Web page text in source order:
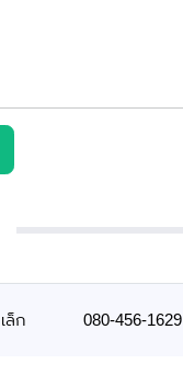
เล็ก 080-456-1629